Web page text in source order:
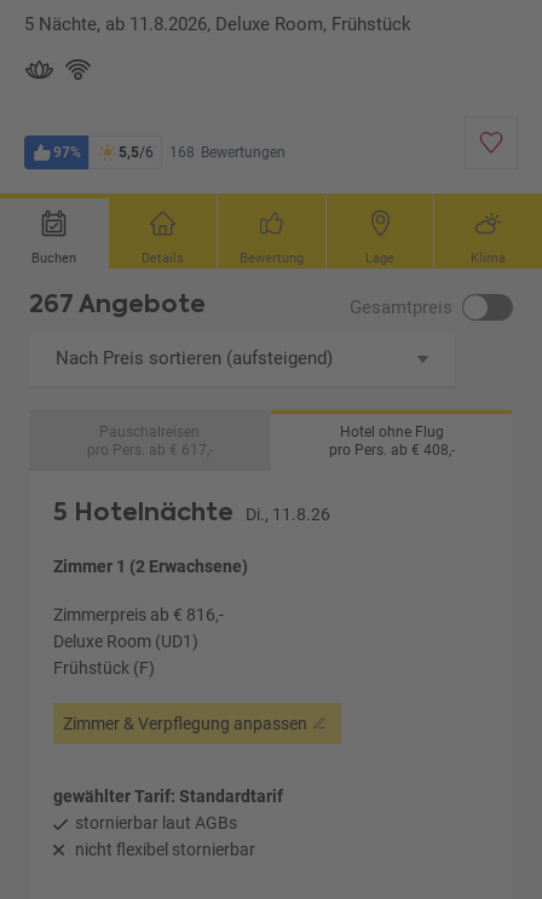
5 Nächte, ab 11.8.2026, Deluxe Room, Frühstück
97% 5,5/6 168 Bewertungen
Buchen Details Bewertung Lage Klima
267 Angebote Gesamtpreis
Nach Preis sortieren (aufsteigend)
Pauschalreisen
pro Pers. ab € 617,-
Hotel ohne Flug
pro Pers. ab € 408,-
5 Hotelnächte Di., 11.8.26
Zimmer 1 (2 Erwachsene)
Zimmerpreis ab € 816,-
Deluxe Room (UD1)
Frühstück (F)
Zimmer & Verpflegung anpassen
gewählter Tarif: Standardtarif
stornierbar laut AGBs
nicht flexibel stornierbar